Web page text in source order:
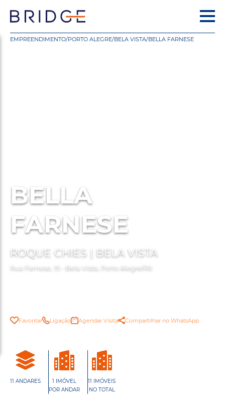
EMPREENDIMENTO/PORTO ALEGRE/BELA VISTA/BELLA FARNESE
BELLA
FARNESE
ROQUE CHIES | BELA VISTA
Rua Farnese, 15 - Bela Vista, Porto Alegre/RS
Favoritar Ligação Agendar Visita Compartilhar no WhatsApp
11 ANDARES
1 IMÓVEL
POR ANDAR
11 IMÓVEIS
NO TOTAL